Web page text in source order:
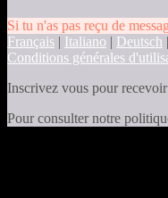
Si tu n'as pas reçu de
Français | Italiano | Deutsch |
Conditions générales
Inscrivez vous pour
Pour consulter notre